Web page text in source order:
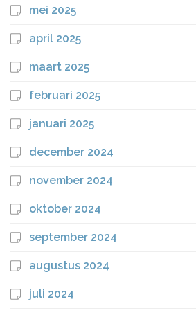
mei 2025
april 2025
maart 2025
februari 2025
januari 2025
december 2024
november 2024
oktober 2024
september 2024
augustus 2024
juli 2024